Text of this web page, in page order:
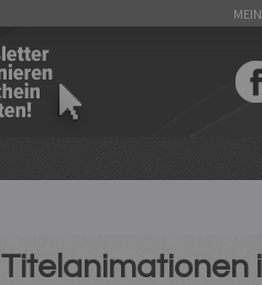
Titelanimationen